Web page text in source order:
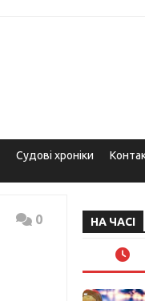
Судові хроніки
0 НА ЧАСІ